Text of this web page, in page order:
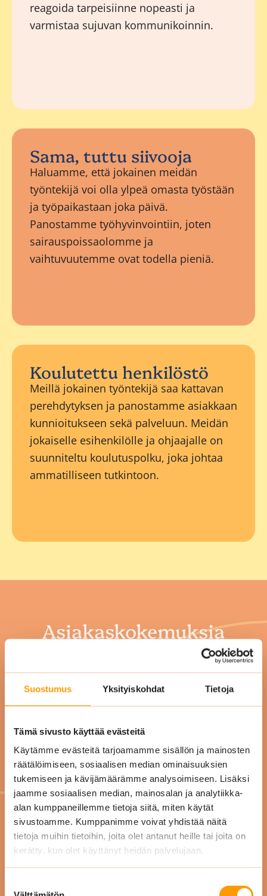
Suostumus Yksityiskohdat Tietoja
Tämä sivusto käyttää evästeitä
Käytämme evästeitä tarjoamamme sisällön ja mainosten
räätälöimiseen, sosiaalisen median ominaisuuksien
tukemiseen ja kävijämäärämme analysoimiseen. Lisäksi
jaamme sosiaalisen median, mainosalan ja analytiikka-
alan kumppaneillemme tietoja siitä, miten käytät
sivustoamme. Kumppanimme voivat yhdistää näitä
tietoja muihin tietoihin, joita olet antanut heille tai joita on
kerätty, kun olet käyttänyt heidän palvelujaan.
reagoida tarpeisiinne nopeasti ja
varmistaa sujuvan kommunikoinnin.
Sama, tuttu siivooja
Haluamme, että jokainen meidän
työntekijä voi olla ylpeä omasta työstään
ja työpaikastaan joka päivä.
Panostamme työhyvinvointiin, joten
sairauspoissaolomme ja
vaihtuvuutemme ovat todella pieniä.
Koulutettu henkilöstö
Meillä jokainen työntekijä saa kattavan
perehdytyksen ja panostamme asiakkaan
kunnioitukseen sekä palveluun. Meidän
jokaiselle esihenkilölle ja ohjaajalle on
suunniteltu koulutuspolku, joka johtaa
ammatilliseen tutkintoon.
Asiakaskokemuksia
Siskon Siivouksesta
Siivouksen kanssa on
jatkunut jo vuosia.
Olemme olleet erittäin
tyytyväisiä siivouksen
laatuun. Toiminta on
luotettavaa ja jokainen
Siskon Siivouksen
työntekijä tekee joka
niin